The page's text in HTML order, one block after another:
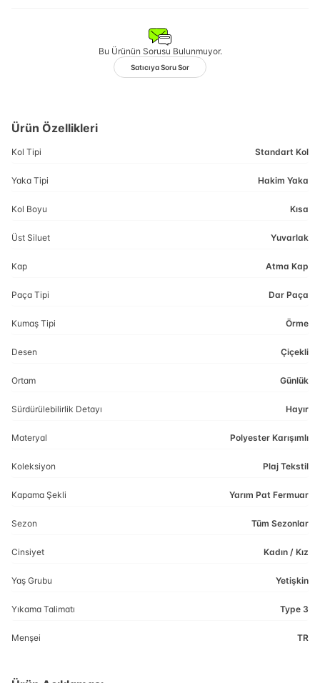
Bu Ürünün Sorusu Bulunmuyor.
Satıcıya Soru Sor
Ürün Özellikleri
Kol Tipi Standart Kol
Yaka Tipi Hakim Yaka
Kol Boyu Kısa
Üst Siluet Yuvarlak
Kap Atma Kap
Paça Tipi Dar Paça
Kumaş Tipi Örme
Desen Çiçekli
Ortam Günlük
Sürdürülebilirlik Detayı Hayır
Materyal Polyester Karışımlı
Koleksiyon Plaj Tekstil
Kapama Şekli Yarım Pat Fermuar
Sezon Tüm Sezonlar
Cinsiyet Kadın / Kız
Yaş Grubu Yetişkin
Yıkama Talimatı Type 3
Menşei TR